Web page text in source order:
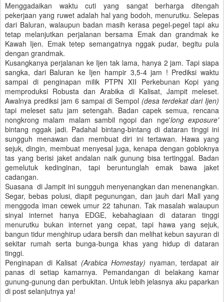
Menggadaikan waktu cuti yang sangat berharga ditengah
pekerjaan yang ruwet adalah hal yang bodoh, menurutku. Selepas
dari Baluran, walaupun badan masih kerasa pegel-pegel tapi aku
tetap melanjutkan perjalanan bersama Emak dan grandmak ke
Kawah Ijen. Emak tetep semangatnya nggak pudar, begitu pula
dengan grandmak.
Kusangkanya perjalanan ke Ijen tak lama, hanya 2 jam. Tapi siapa
sangka, dari Baluran ke Ijen hampir 3,5-4 jam ! Prediksi waktu
sampai di penginapan milik PTPN XII Perkebunan Kopi yang
memproduksi Robusta dan Arabika di Kalisat, Jampit meleset.
Awalnya prediksi jam 6 sampai di Sempol (desa terdekat dari Ijen)
tapi meleset satu jam setengah. Badan capek semua, rencana
nongkrong malam malam sambil ngopi dan nge'long exposure'
bintang nggak jadi. Padahal bintang-bintang di dataran tinggi ini
sungguh menawan dan membuat diri ini tertawan. Hawa yang
sejuk, dingin, membuat menyesal juga, kenapa dengan gobloknya
tas yang berisi jaket andalan naik gunung bisa tertinggal. Badan
gemelutuk kedinginan, tapi beruntunglah emak bawa jaket
cadangan.
Suasana di Jampit ini sungguh menyenangkan dan menenangkan.
Segar, bebas polusi, diapit pegunungan, dan jauh dari Mall yang
menggoda iman cewek umur 22 tahunan. Tak masalah walaupun
sinyal internet hanya EDGE, kebahagiaan di dataran tinggi
menurutku bukan internet yang cepat, tapi hawa yang sejuk,
bangun tidur menghirup udara bersih dan melihat kebun sayuran di
sekitar rumah serta bunga-bunga khas yang hidup di dataran
tinggi.
Penginapan di Kalisat (Arabica Homestay) nyaman, terdapat air
panas di setiap kamarnya. Pemandangan di belakang kamar
gunung-gunung dan perbukitan. Untuk lebih jelasnya aku paparkan
di post selanjutnya ya!